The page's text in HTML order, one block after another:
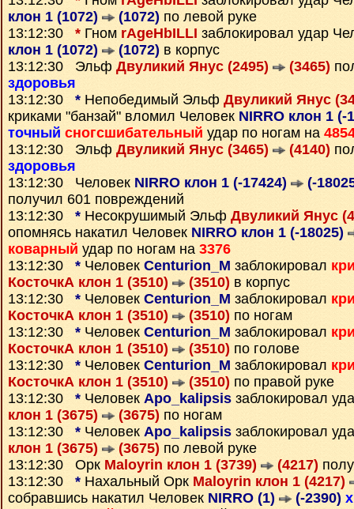
клон 1 (1072)
(1072) по левой руке
13:12:30 * Гном rAgeHbILLI заблокировал удар
клон 1 (1072)
(1072) в корпус
13:12:30 Эльф Двуликий Янус (2495) (3465)
здоровья
13:12:30 * Непобедимый Эльф Двуликий Янус
криками "банзай" вломил Человек NIRRO клон 1 (-
точный сногсшибательный удар по ногам на
13:12:30 Эльф Двуликий Янус (3465) (4140)
здоровья
13:12:30 Человек NIRRO клон 1 (-17424)
(-
получил 601 повреждений
13:12:30 * Несокрушимый Эльф Двуликий Янус
опомнясь накатил Человек NIRRO клон 1 (-18025)
коварный удар по ногам на 3376
13:12:30 * Человек Centurion_M заблокировал
КосточкА клон 1 (3510)
(3510) в корпус
13:12:30 * Человек Centurion_M заблокировал
КосточкА клон 1 (3510)
(3510) по ногам
13:12:30 * Человек Centurion_M заблокировал
КосточкА клон 1 (3510)
(3510) по голове
13:12:30 * Человек Centurion_M заблокировал
КосточкА клон 1 (3510)
(3510) по правой руке
13:12:30 * Человек Apo_kalipsis заблокировал
клон 1 (3675)
(3675) по ногам
13:12:30 * Человек Apo_kalipsis заблокировал
клон 1 (3675)
(3675) по левой руке
13:12:30 Орк Maloyrin клон 1 (3739) (4217)
13:12:30 * Нахальный Орк Maloyrin клон 1 (4217)
собравшись накатил Человек NIRRO (1) (-2390)